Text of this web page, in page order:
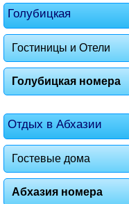
Голубицкая
Гостиницы и Отели
Голубицкая номера
Отдых в Абхазии
Гостевые дома
Абхазия номера